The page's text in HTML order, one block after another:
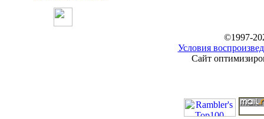
©1997-
Условия
Сайт